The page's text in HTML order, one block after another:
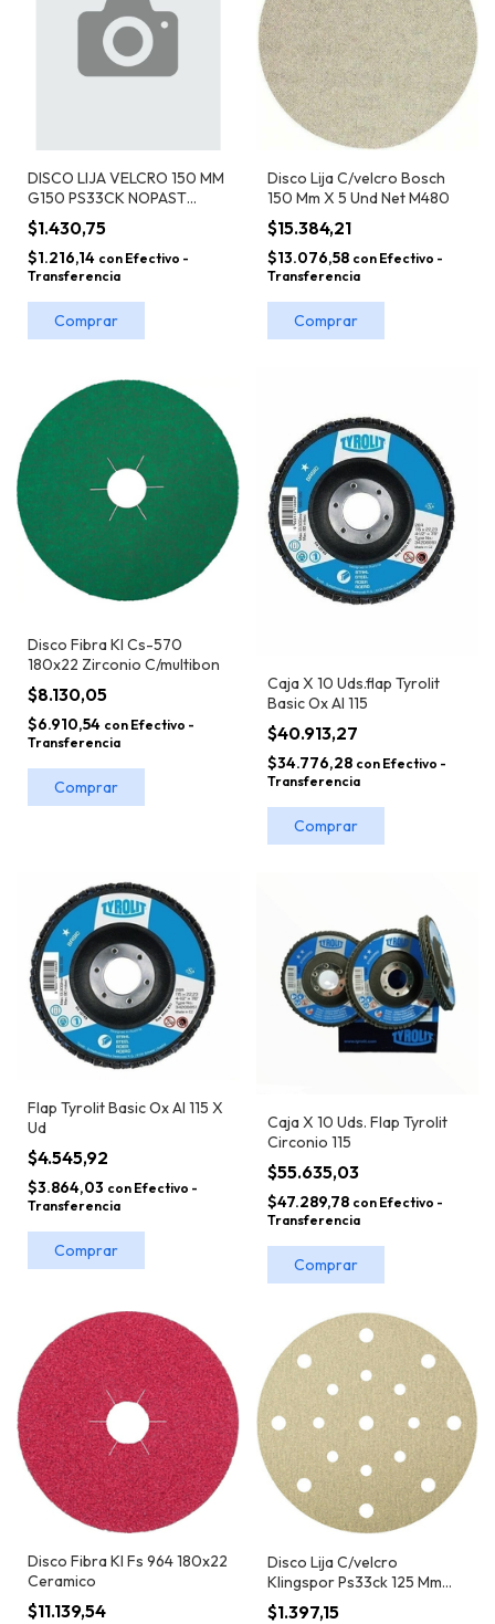
DISCO LIJA VELCRO 150 MM
G150 PS33CK NOPAST
KLINGSPOR
$1.430,75
$1.216,14 con Efectivo -
Transferencia
Comprar
Disco Lija C/velcro Bosch
150 Mm X 5 Und Net M480
$15.384,21
$13.076,58 con Efectivo -
Transferencia
Comprar
Disco Fibra Kl Cs-570
180x22 Zirconio C/multibon
$8.130,05
$6.910,54 con Efectivo -
Transferencia
Comprar
Caja X 10 Uds.flap Tyrolit
Basic Ox Al 115
$40.913,27
$34.776,28 con Efectivo -
Transferencia
Comprar
Flap Tyrolit Basic Ox Al 115 X
Ud
$4.545,92
$3.864,03 con Efectivo -
Transferencia
Comprar
Caja X 10 Uds. Flap Tyrolit
Circonio 115
$55.635,03
$47.289,78 con Efectivo -
Transferencia
Comprar
Disco Fibra Kl Fs 964 180x22
Ceramico
$11.139,54
Disco Lija C/velcro
Klingspor Ps33ck 125 Mm
Nopast
$1.397,15